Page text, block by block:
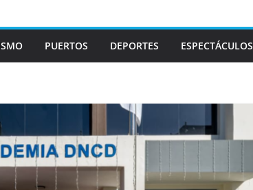
PUERTOS DEPORTES ESPECTÁCULOS